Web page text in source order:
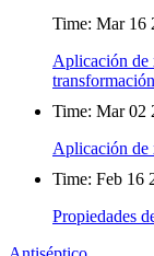
Time: Mar 16
Aplicación de
Time: Mar 02
Aplicación de
Time: Feb 16
Propiedades